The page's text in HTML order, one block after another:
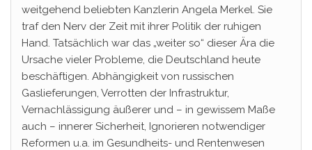
weitgehend beliebten Kanzlerin Angela Merkel. Sie
traf den Nerv der Zeit mit ihrer Politik der ruhigen
Hand. Tatsächlich war das „weiter so“ dieser Ära die
Ursache vieler Probleme, die Deutschland heute
beschäftigen. Abhängigkeit von russischen
Gaslieferungen, Verrotten der Infrastruktur,
Vernachlässigung äußerer und – in gewissem Maße
auch – innerer Sicherheit, Ignorieren notwendiger
Reformen u.a. im Gesundheits- und Rentenwesen